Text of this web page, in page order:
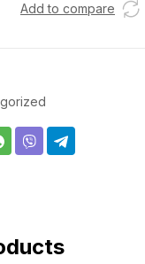
Add to compare